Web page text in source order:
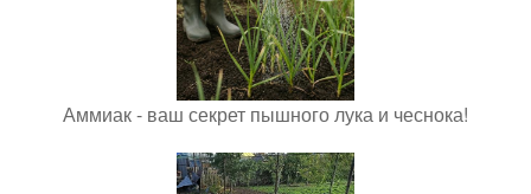
Аммиак - ваш секрет пышного лука и чеснока!